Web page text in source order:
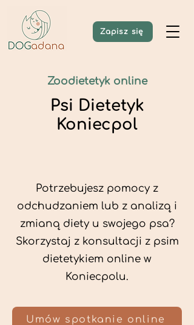
Zapisz się
Zoodietetyk online
Psi Dietetyk
Koniecpol
Potrzebujesz pomocy z
odchudzaniem lub z analizą i
zmianą diety u swojego psa?
Skorzystaj z konsultacji z psim
dietetykiem online w
Koniecpolu.
Umów spotkanie online